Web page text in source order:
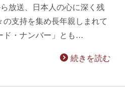
放送、日本人の心に深く残
の支持を集め長年親しまれて
ド・ナンバー」とも…
続きを読む